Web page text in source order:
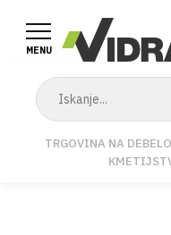
main
content
TRGOVINA NA
MENU